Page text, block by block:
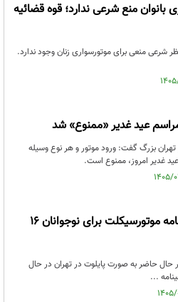
بانوان منع شرعی ندارد؛ قوه قضائیه
شرعی منعی برای موتورسواری زنان وجود ندارد.
عید غدیر «ممنوع» شد
بزرگ گفت: ورود موتور و هر نوع وسیله
غدیر امروز، ممنوع است.
صدور بیش از ۱۱۲ هزار گواهینامه موتورسیکلت برای نوجوانان ۱۶
حال حاضر به صورت پایلوت در تهران در حال